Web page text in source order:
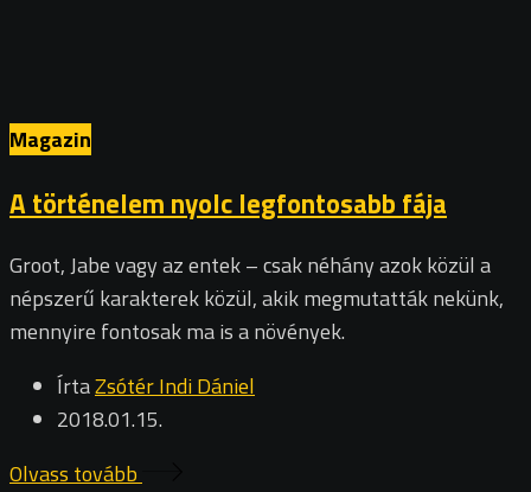
Magazin
A történelem nyolc legfontosabb fája
Groot, Jabe vagy az entek – csak néhány azok közül a
népszerű karakterek közül, akik megmutatták nekünk,
mennyire fontosak ma is a növények.
ÍrtaZsótér Indi Dániel
2018.01.15.
Olvass tovább